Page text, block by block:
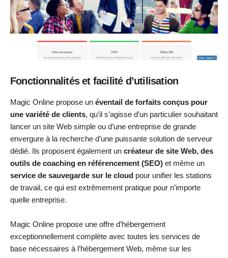
Fonctionnalités et facilité d’utilisation
Magic Online propose un éventail de forfaits conçus pour
une variété de clients, qu’il s’agisse d’un particulier souhaitant
lancer un site Web simple ou d’une entreprise de grande
envergure à la recherche d’une puissante solution de serveur
dédié. Ils proposent également un créateur de site Web, des
outils de coaching en référencement (SEO) et même un
service de sauvegarde sur le cloud pour unifier les stations
de travail, ce qui est extrêmement pratique pour n’importe
quelle entreprise.
Magic Online propose une offre d’hébergement
exceptionnellement complète avec toutes les services de
base nécessaires à l’hébergement Web, même sur les